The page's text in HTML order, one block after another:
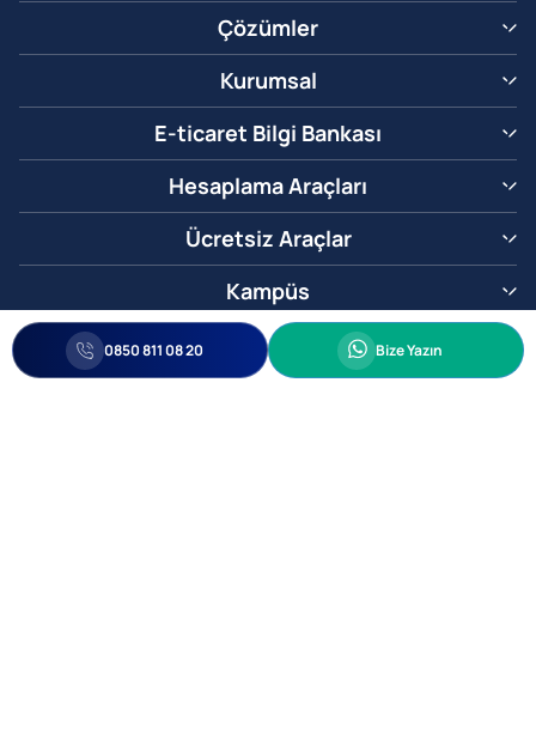
Çözümler
Kurumsal
E-ticaret Bilgi Bankası
Hesaplama Araçları
Ücretsiz Araçlar
Kampüs
0850 811 08 20 Whatsapp
Bize Yazın
0850 811 08 20